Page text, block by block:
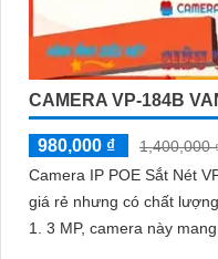
CAMERA VP-184B
980,000 ₫
1,400,000
Camera IP POE Sắt Nét
giá rẻ nhưng có chất lượng vượt trội. Với độ
1. 3 MP, camera này